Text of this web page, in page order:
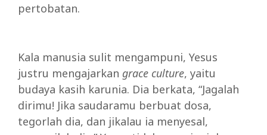
pertobatan.
Kala manusia sulit mengampuni, Yesus
justru mengajarkan grace culture, yaitu
budaya kasih karunia. Dia berkata, “Jagalah
dirimu! Jika saudaramu berbuat dosa,
tegorlah dia, dan jikalau ia menyesal,